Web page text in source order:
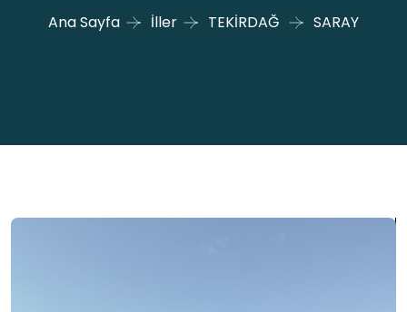
Ana Sayfa İller TEKİRDAĞ SARAY